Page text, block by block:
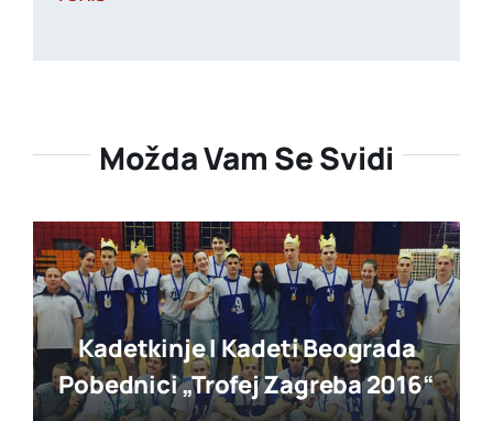
Možda Vam Se Svidi
Kadetkinje I Kadeti Beograda
Pobednici „trofej Zagreba 2016“